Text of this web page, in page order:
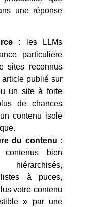
une réponse
: les LLMs
particulière
sites reconnus
publié sur
un site à forte
de chances
contenu isolé
du contenu :
bien
à puces,
votre contenu
» par une